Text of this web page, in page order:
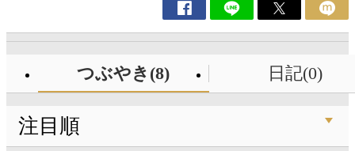
つぶやき(8) 日記(0)
注目順